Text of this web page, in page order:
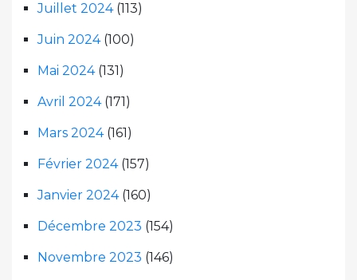
Juillet 2024(113)
Juin 2024(100)
Mai 2024(131)
Avril 2024(171)
Mars 2024(161)
Février 2024(157)
Janvier 2024(160)
Décembre 2023 (154)
Novembre 2023 (146)